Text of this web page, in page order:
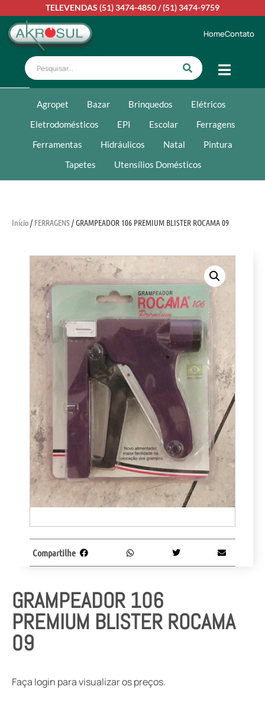
TELEVENDAS (51) 3474-4850/(51) 3474-9759
HomeContato
Agropet Bazar Brinquedos
Elétricos
Eletrodomésticos
EPI Escolar
Ferragens
Ferramentas
Hidráulicos Natal
Pintura
Tapetes
Utensílios Domésticos
Início/ FERRAGENS/ GRAMPEADOR 106 PREMIUM BLISTER ROCAMA 09
GRAMPEADOR 106
PREMIUM BLISTER ROCAMA
09
Faça login para visualizar os preços.
Compartilhe